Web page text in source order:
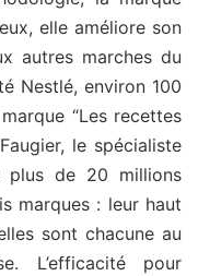
elle améliore son
autres marches du
Nestlé, environ 100
“Les recettes
le spécialiste
plus de 20 millions
marques : leur haut
sont chacune au
L’efficacité pour